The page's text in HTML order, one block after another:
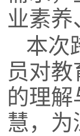
业素养
本次
员对
的理
慧，为